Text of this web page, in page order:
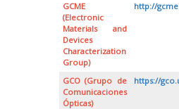
GCME
(Electronic
Materials and
Devices
Characterization
Group)
http://
GCO (Grupo de
Comunicaciones
Ópticas)
https://